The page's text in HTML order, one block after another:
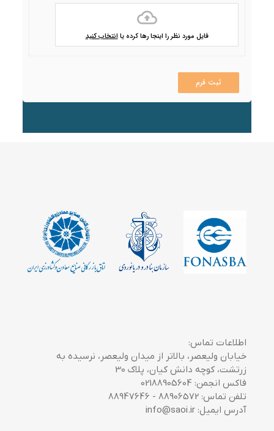
اطلاعات تماس:
خیابان ولیعصر، بالاتر از میدان ولیعصر، نرسیده به
زرتشت، کوچه دانش کیان، پلاک 30
فاکس انجمن: 02188905604
تلفن تماس: 88906572 - 88947646
آدرس ایمیل: info@saoi.ir